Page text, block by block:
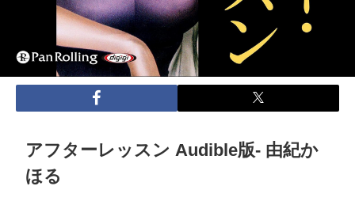
アフターレッスン Audible版- 由紀か
ほる